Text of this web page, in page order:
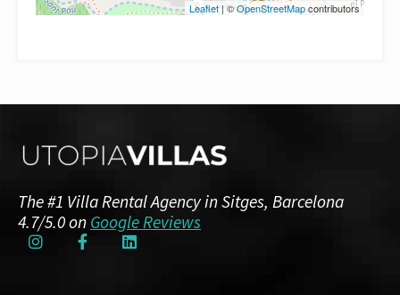
Leaflet| ©OpenStreetMapcontributors
The #1 Villa Rental Agency in Sitges, Barcelona
4.7/5.0 on Google Reviews